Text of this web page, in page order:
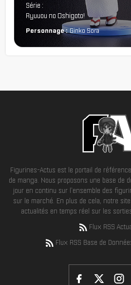
Série :
Ryuuou no Oshigoto!
Personnage : Ginko Sora
Figurines-Actus est le portail de
de manga. Nous proposons une base de
jour en continu sur l'ensemble des
sur le marché. En plus de cela, notre
actualités en temps réel sur les
Flux RSS
Flux RSS Base de